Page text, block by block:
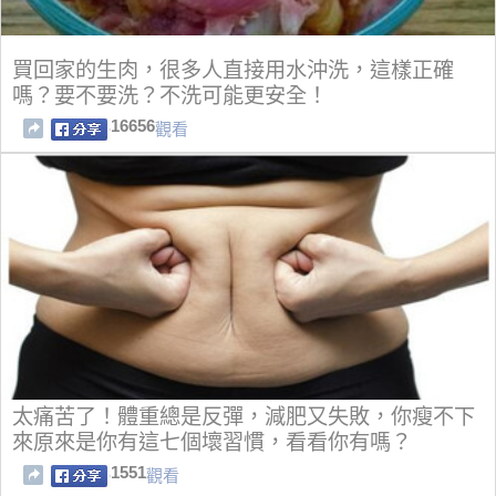
買回家的生肉，很多人直接用水沖洗，這樣正確
嗎？要不要洗？不洗可能更安全！
16656觀看
太痛苦了！體重總是反彈，減肥又失敗，你瘦不下
來原來是你有這七個壞習慣，看看你有嗎？
1551觀看